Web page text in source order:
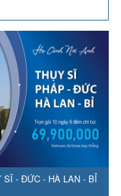
SĨ - ĐỨC - HÀ LAN - BỈ